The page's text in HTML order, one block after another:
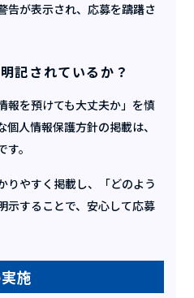
告が表示され、応募を躊躇さ
記されているか？
報を預けても大丈夫か」を慎
人情報保護方針の掲載は、
。
りやすく掲載し、「どのよう
示することで、安心して応募
施